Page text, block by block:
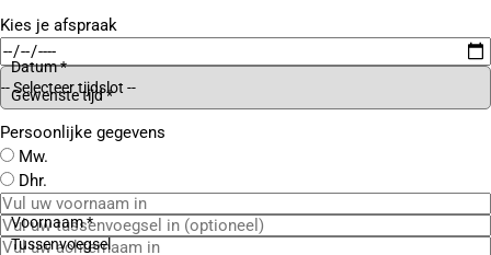
Kies je afspraak
Datum *
Gewenste tijd *
Persoonlijke gegevens
Mw.
Dhr.
Voornaam *
Tussenvoegsel